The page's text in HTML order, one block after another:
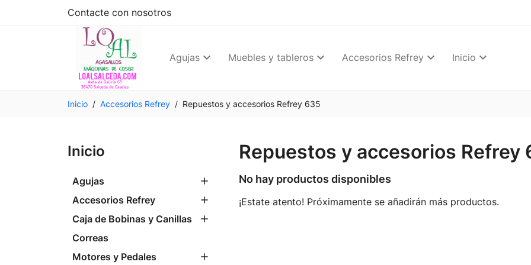
Contacte con nosotros
Agujas Muebles y tableros Accesorios Refrey Inicio
Inicio Accesorios Refrey Repuestos y accesorios Refrey 635
Inicio
Agujas
Accesorios Refrey
Caja de Bobinas y Canillas
Correas
Motores y Pedales
Repuestos y accesorios Refrey
No hay productos disponibles
¡Estate atento! Próximamente se añadirán más productos.